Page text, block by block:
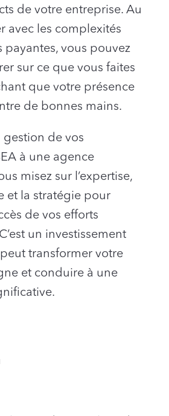
de votre entreprise. Au
avec les complexités
payantes, vous pouvez
sur ce que vous faites
que votre présence
de bonnes mains.
gestion de vos
à une agence
misez sur l’expertise,
et la stratégie pour
de vos efforts
un investissement
transformer votre
et conduire à une